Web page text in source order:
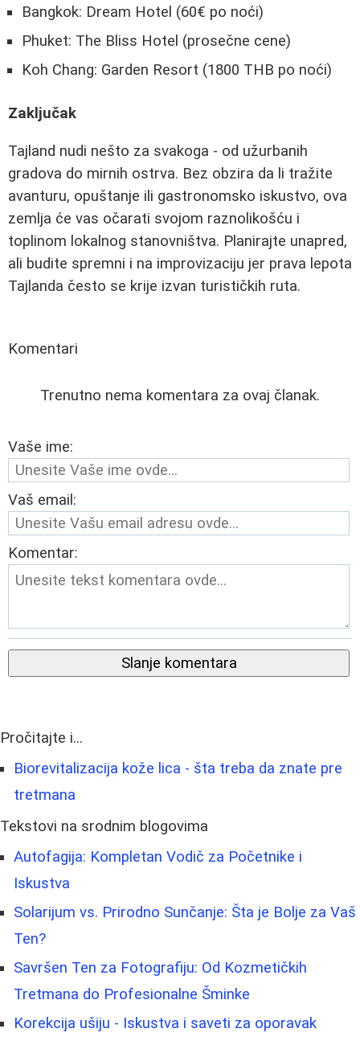
Bangkok: Dream Hotel (60€ po noći)
Phuket: The Bliss Hotel (prosečne cene)
Koh Chang: Garden Resort (1800 THB po noći)
Zaključak
Tajland nudi nešto za svakoga - od užurbanih
gradova do mirnih ostrva. Bez obzira da li tražite
avanturu, opuštanje ili gastronomsko iskustvo, ova
zemlja će vas očarati svojom raznolikošću i
toplinom lokalnog stanovništva. Planirajte unapred,
ali budite spremni i na improvizaciju jer prava lepota
Tajlanda često se krije izvan turističkih ruta.
Komentari
Trenutno nema komentara za ovaj članak.
Vaše ime:
Vaš email:
Komentar:
Slanje komentara
Pročitajte i...
Biorevitalizacija kože lica - šta treba da znate pre
tretmana
Tekstovi na srodnim blogovima
Autofagija: Kompletan Vodič za Početnike i
Iskustva
Solarijum vs. Prirodno Sunčanje: Šta je Bolje za Vaš
Ten?
Savršen Ten za Fotografiju: Od Kozmetičkih
Tretmana do Profesionalne Šminke
Korekcija ušiju - Iskustva i saveti za oporavak